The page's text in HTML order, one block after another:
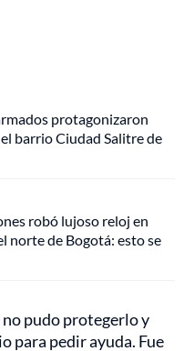
protagonizaron
barrio Ciudad Salitre de
robó lujoso reloj en
norte de Bogotá: esto se
pudo protegerlo y
para pedir ayuda. Fue